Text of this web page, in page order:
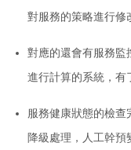
對服務的策略進行修
對應的還會有服務監
進行計算的系統，有
服務健康狀態的檢查
降級處理，人工幹預